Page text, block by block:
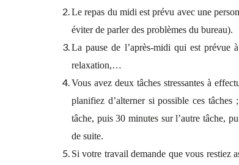
Le repas du midi est prévu avec une
éviter de parler des problèmes du bureau).
La pause de l’après-midi qui est prévue
relaxation,…
Vous avez deux tâches stressantes à
planifiez d’alterner si possible ces
tâche, puis 30 minutes sur l’autre tâche,
de suite.
Si votre travail demande que vous restiez